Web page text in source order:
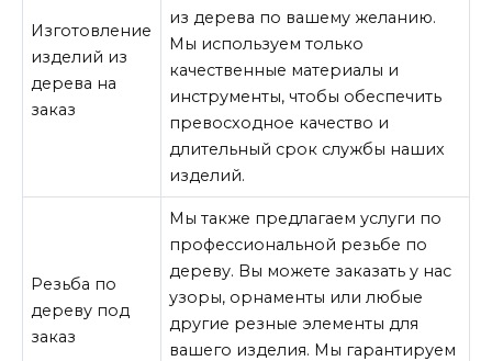
Изготовление
изделий из
дерева на
заказ
из дерева по вашему желанию.
Мы используем только
качественные материалы и
инструменты, чтобы обеспечить
превосходное качество и
длительный срок службы наших
изделий.
Резьба по
дереву под
заказ
Мы также предлагаем услуги по
профессиональной резьбе по
дереву. Вы можете заказать у нас
узоры, орнаменты или любые
другие резные элементы для
вашего изделия. Мы гарантируем